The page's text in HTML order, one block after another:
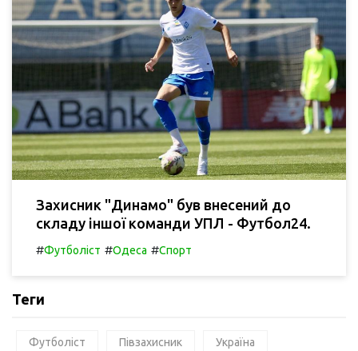
Захисник "Динамо" був внесений до
складу іншої команди УПЛ - Футбол24.
#Футболіст #Одеса #Спорт
Теги
Футболіст Півзахисник Україна